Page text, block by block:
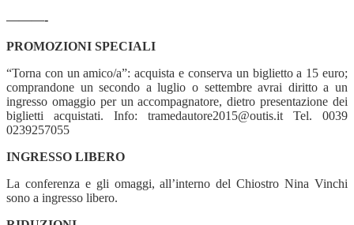
———-
PROMOZIONI SPECIALI
“Torna con un amico/a”: acquista e conserva un biglietto a 15 euro;
comprandone un secondo a luglio o settembre avrai diritto a un
ingresso omaggio per un accompagnatore, dietro presentazione dei
biglietti acquistati. Info: tramedautore2015@outis.it Tel. 0039
0239257055
INGRESSO LIBERO
La conferenza e gli omaggi, all’interno del Chiostro Nina Vinchi
sono a ingresso libero.